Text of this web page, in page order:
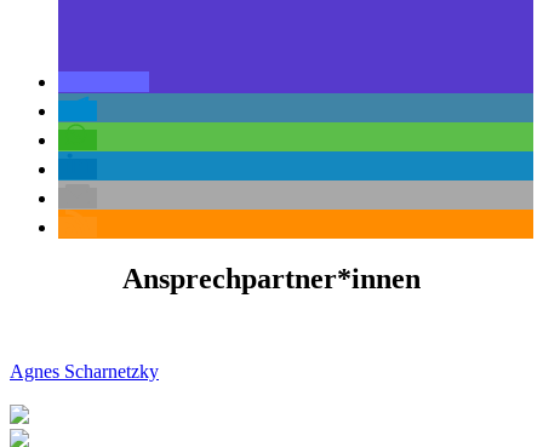
Ansprechpartner*innen
Agnes Scharnetzky